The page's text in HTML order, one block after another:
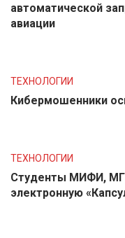
автоматической
авиации
ТЕХНОЛОГИИ
Кибермошенники
ТЕХНОЛОГИИ
Студенты МИФИ,
электронную